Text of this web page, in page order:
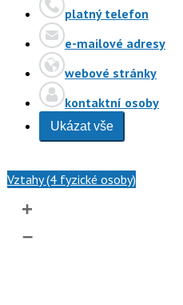
platný telefon
e-mailové adresy
webové stránky
kontaktní osoby
Ukázat vše
Vztahy (4 fyzické osoby)
+
–